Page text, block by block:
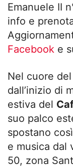
Emanuele II
info e
Facebook e
Nel cuore
dall’inizio di
estiva del
suo palco
spostano
e musica dal
50, zona